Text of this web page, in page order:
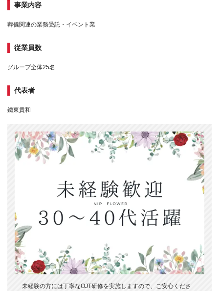
事業内容
葬儀関連の業務受託・イベント業
従業員数
グループ全体25名
代表者
鐵東貴和
未経験の方には丁寧なOJT研修を実施しますので、ご安心くださ